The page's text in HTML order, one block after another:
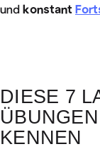
und konstant
DIESE 7
KENNEN